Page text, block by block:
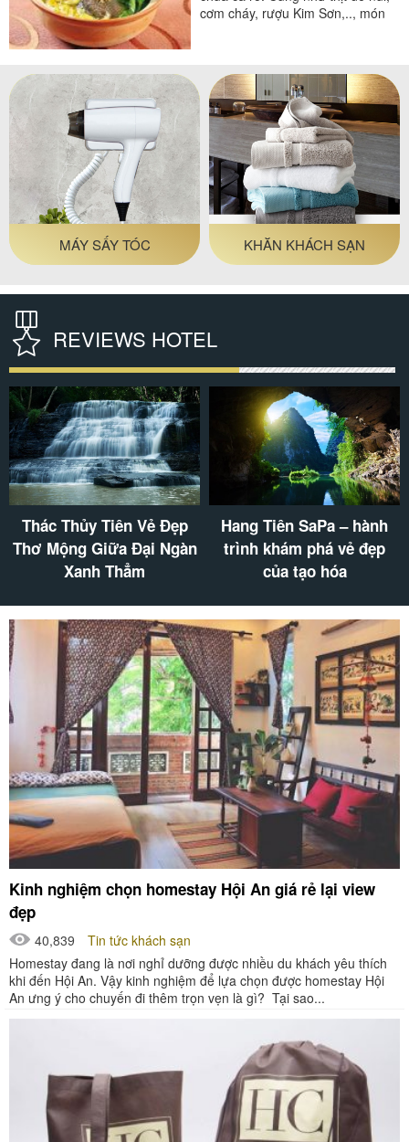
cơm cháy, rượu Kim Sơn,.., món
MÁY SẤY TÓC KHĂN KHÁCH SẠN
REVIEWS HOTEL
Thác Thủy Tiên Vẻ Đẹp
Thơ Mộng Giữa Đại Ngàn
Xanh Thẳm
Hang Tiên SaPa – hành
trình khám phá vẻ đẹp
của tạo hóa
Kinh nghiệm chọn homestay Hội An giá rẻ lại view
đẹp
40,839
Tin tức khách sạn
Homestay đang là nơi nghỉ dưỡng được nhiều du khách yêu thích
khi đến Hội An. Vậy kinh nghiệm để lựa chọn được homestay Hội
An ưng ý cho chuyến đi thêm trọn vẹn là gì? Tại sao...